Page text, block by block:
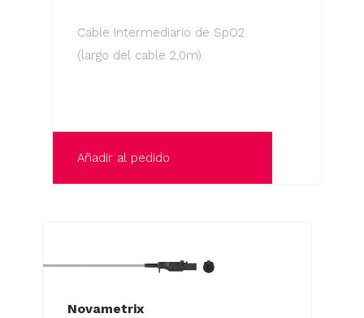
Cable Intermediario de SpO2
(largo del cable 2,0m).
Añadir al pedido
Novametrix